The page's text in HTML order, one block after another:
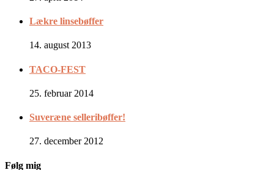
Lækre linsebøffer
14. august 2013
TACO-FEST
25. februar 2014
Suveræne selleribøffer!
27. december 2012
Følg mig